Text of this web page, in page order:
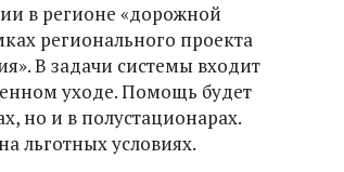
в регионе «дорожной
регионального проекта
В задачи системы входит
уходе. Помощь будет
но и в полустационарах.
льготных условиях.